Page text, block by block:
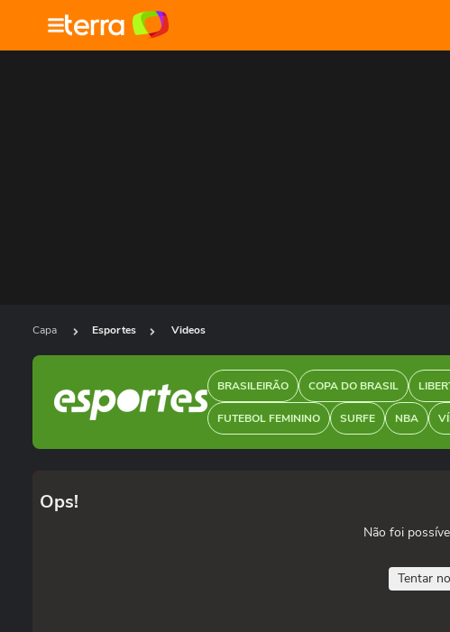
Capa Esportes Videos
BRASILEIRÃO COPA DO BRASIL
FUTEBOL FEMININO SURFE NBA
Ops!
Não foi
Tentar